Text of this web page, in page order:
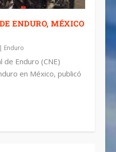
ENDURO, MÉXICO
Enduro
de Enduro (CNE)
en México, publicó